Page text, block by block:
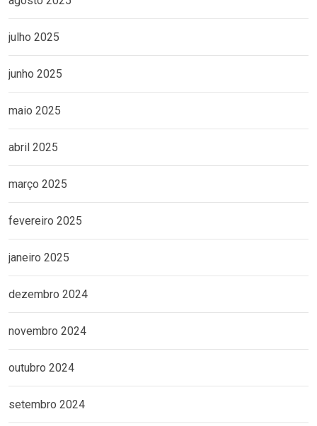
julho 2025
junho 2025
maio 2025
abril 2025
março 2025
fevereiro 2025
janeiro 2025
dezembro 2024
novembro 2024
outubro 2024
setembro 2024